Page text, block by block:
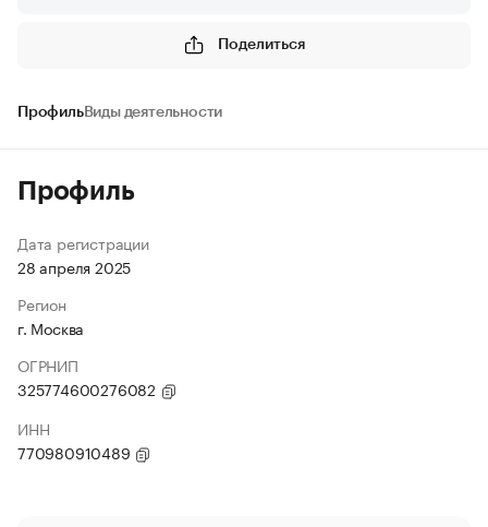
Поделиться
ПрофильВиды деятельности
Профиль
Дата регистрации
28 апреля 2025
Регион
г. Москва
ОГРНИП
325774600276082
ИНН
770980910489